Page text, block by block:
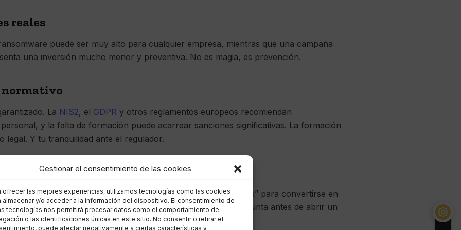
Gestionar el consentimiento de las cookies
ofrecer las mejores experiencias, utilizamos tecnologías como las cookies
almacenar y/o acceder a la información del dispositivo. El consentimiento de
tecnologías nos permitirá procesar datos como el comportamiento de
o las identificaciones únicas en este sitio. No consentir o retirar el
puede afectar negativamente a ciertas características y
reales
puede ser muy alto para cualquier empresa, mientras que una campaña
una inversión mucho menor y preventiva. No es magia, es prevención.
La NIS2, el GDPR y otros reglamentos europeos recomiendan
y la falta de formación puede acarrear sanciones significativas. La formación
legal. Y tu tranquilidad ante el regulador.
que se contagia
porqué, la seguridad deja de ser un “problema de informáticos” para convertirse en
apaga la pantalla al irse, no comparte contraseñas, pregunta antes de abrir un
frágil al principio, pero se vuelve indestructible si se cuida.